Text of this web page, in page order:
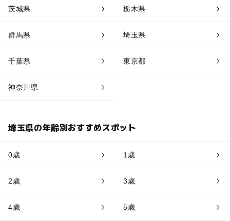
茨城県 栃木県
群馬県 埼玉県
千葉県 東京都
神奈川県
埼玉県の年齢別おすすめスポット
0歳 1歳
2歳 3歳
4歳 5歳